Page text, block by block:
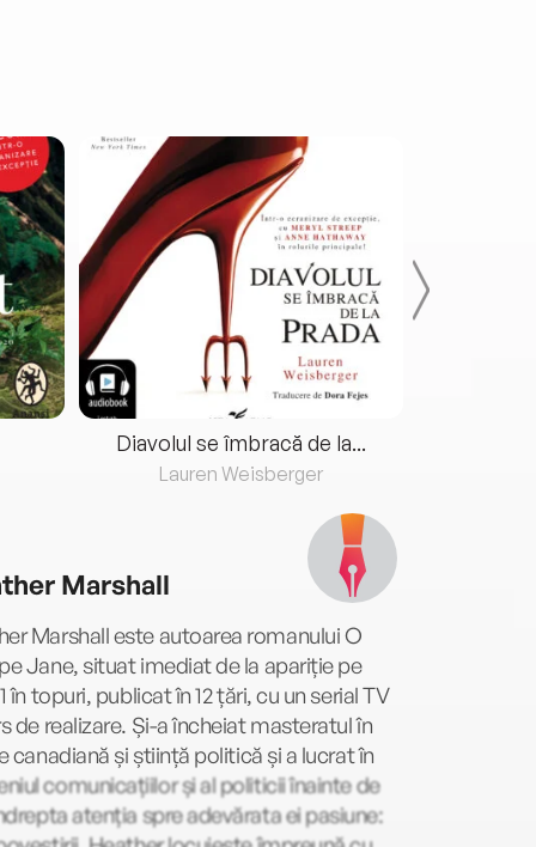
Diavolul se îmbracă de la...
Lauren Weisberger
Marshall
Marshall este autoarea romanului O
Jane, situat imediat de la apariție pe
în topuri, publicat în 12 țări, cu un serial TV
de realizare. Și-a încheiat masteratul în
canadiană și știință politică și a lucrat în
comunicațiilor și al politicii înainte de
atenția spre adevărata ei pasiune: